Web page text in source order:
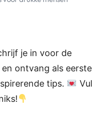
je in voor de
en ontvang als eerste
tips.
Vul